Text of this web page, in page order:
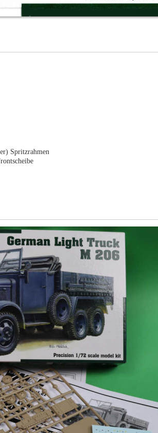
Spritzrahmen